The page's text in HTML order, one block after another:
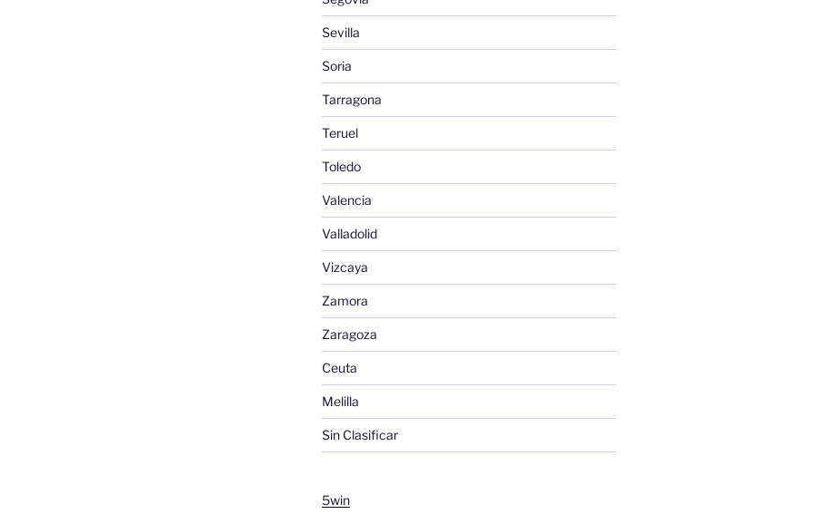
Sevilla
Soria
Tarragona
Teruel
Toledo
Valencia
Valladolid
Vizcaya
Zamora
Zaragoza
Ceuta
Melilla
Sin Clasificar
5win